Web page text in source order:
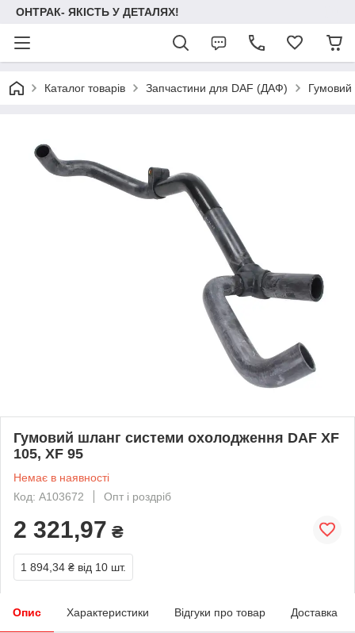
ОНТРАК- ЯКІСТЬ У ДЕТАЛЯХ!
Каталог товарів Запчастини для DAF (ДАФ)
Гумовий шланг системи охолодження DAF XF
105, XF 95
Немає в наявності
Код: A103672
Опт і роздріб
2 321,97 ₴
1 894,34 ₴ від 10 шт.
Опис Характеристики Відгуки про товар Доставка